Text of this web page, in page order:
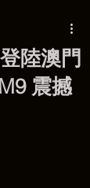
陸澳門
震撼